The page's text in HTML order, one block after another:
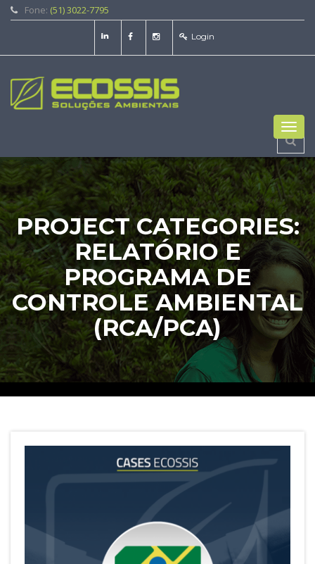
Fone: (51) 3022-7795
Login
PROJECT CATEGORIES:
RELATÓRIO E
PROGRAMA DE
CONTROLE AMBIENTAL
(RCA/PCA)